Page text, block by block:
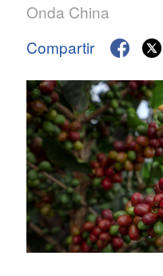
Onda China
Compartir